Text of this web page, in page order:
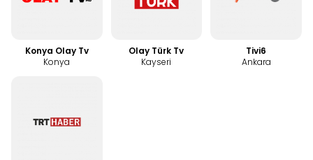
Konya Olay Tv
Konya
Olay Türk Tv
Kayseri
Tivi6
Ankara